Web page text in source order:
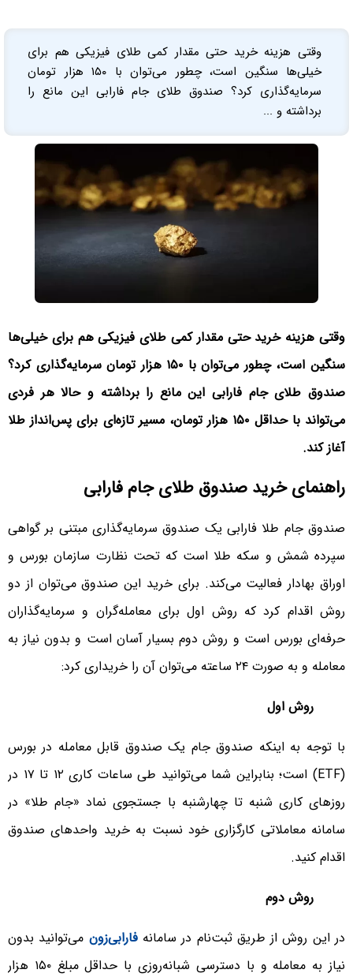
وقتی هزینه خرید حتی مقدار کمی طلای فیزیکی هم برای
خیلی‌ها سنگین است، چطور می‌توان با ۱۵۰ هزار تومان
سرمایه‌گذاری کرد؟ صندوق طلای جام فارابی این مانع را
برداشته و ...
وقتی هزینه خرید حتی مقدار کمی طلای فیزیکی هم برای خیلی‌ها
سنگین است، چطور می‌توان با ۱۵۰ هزار تومان سرمایه‌گذاری کرد؟
صندوق طلای جام فارابی این مانع را برداشته و حالا هر فردی
می‌تواند با حداقل ۱۵۰ هزار تومان، مسیر تازه‌ای برای پس‌انداز طلا
آغاز کند.
راهنمای خرید صندوق طلای جام فارابی
صندوق جام طلا فارابی یک صندوق سرمایه‌گذاری مبتنی بر گواهی
سپرده شمش و سکه طلا است که تحت نظارت سازمان بورس و
اوراق بهادار فعالیت می‌کند. برای خرید این صندوق می‌توان از دو
روش اقدام کرد که روش اول برای معامله‌گران و سرمایه‌گذاران
حرفه‌ای بورس است و روش دوم بسیار آسان است و بدون نیاز به
معامله و به صورت ۲۴ ساعته می‌توان آن را خریداری کرد:
روش اول
با توجه به اینکه صندوق جام یک صندوق قابل معامله در بورس
(
ETF
) است؛ بنابراین شما می‌توانید طی ساعات کاری ۱۲ تا ۱۷ در
روزهای کاری شنبه تا چهارشنبه با جستجوی نماد «جام طلا» در
سامانه معاملاتی کارگزاری خود نسبت به خرید واحدهای صندوق
اقدام کنید.
روش دوم
در این روش از طریق ثبت‌نام در سامانهفارابی‌زون می‌توانید بدون
نیاز به معامله و با دسترسی شبانه‌روزی با حداقل مبلغ ۱۵۰ هزار